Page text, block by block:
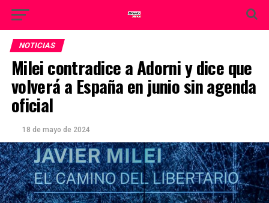
NOTICIAS
Milei contradice a Adorni y dice que
volverá a España en junio sin agenda
oficial
18 de mayo de 2024